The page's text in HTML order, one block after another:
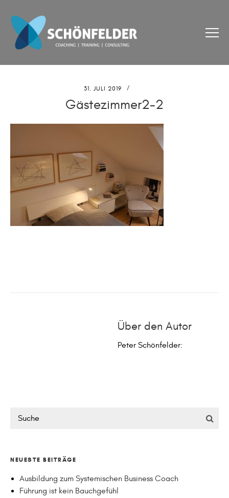
31. JULI 2019
Gästezimmer2-2
Über den Autor
Peter Schönfelder:
NEUESTE BEITRÄGE
Ausbildung zum Systemischen Business Coach
Führung ist kein Bauchgefühl